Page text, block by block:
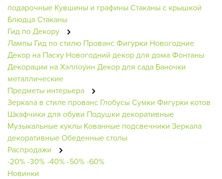
подарочные Кувшины и графиныСтаканы с крышкой
БлюдцаСтаканы
Гид по Декору
Лампы Гид по стилю ПровансФигурки Новогодние
Декор на Пасху Новогодний декор для домаФонтаны
Декорации на Хэллоуин Декор для сада Баночки
металлические
Предметы интерьера
Зеркала в стиле прованс ГлобусыСумки Фигурки котов
Шкафчики для обуви Подушки декоративные
Музыкальные куклы Кованные подсвечники Зеркала
декоративныеОбеденные столы
Распродажи
-20%-30%-40%-50%-60%
Новинки